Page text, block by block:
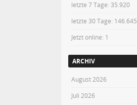
letzte 7 Tage: 35.920
letzte 30 Tage: 146.645
Jetzt online: 1
ARCHIV
August 2026
Juli 2026